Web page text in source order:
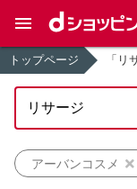
トップページ 「リ
アーバンコスメ